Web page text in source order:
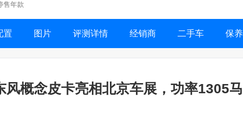
售年款
置 图片 评测详情 经销商 二手车 保养
风概念皮卡亮相北京车展，功率1305马